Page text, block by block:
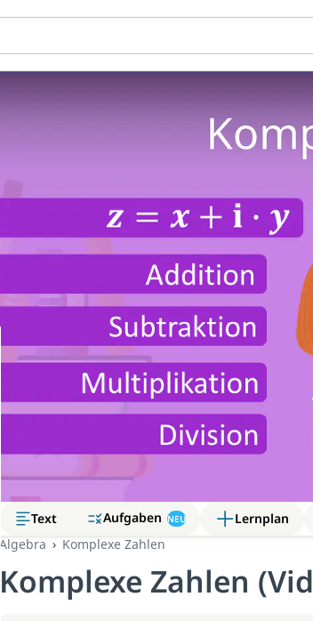
Text Aufgaben NEU Lernplan
Algebra
Komplexe Zahlen
Komplexe Zahlen